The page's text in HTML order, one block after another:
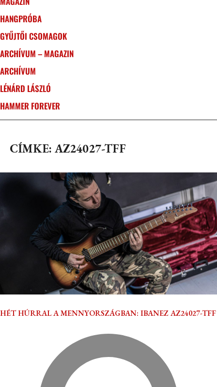
HANGPRÓBA
GYŰJTŐI CSOMAGOK
ARCHÍVUM – MAGAZIN
ARCHÍVUM
LÉNÁRD LÁSZLÓ
HAMMER FOREVER
CÍMKE: AZ24027-TFF
HÉT HÚRRAL A MENNYORSZÁGBAN: IBANEZ AZ24027-TFF